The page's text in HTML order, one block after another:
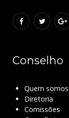
Conselho
Quem somos
Diretoria
Comissões